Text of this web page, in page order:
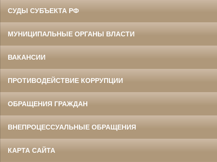
СУДЫ СУБЪЕКТА РФ
МУНИЦИПАЛЬНЫЕ ОРГАНЫ ВЛАСТИ
ВАКАНСИИ
ПРОТИВОДЕЙСТВИЕ КОРРУПЦИИ
ОБРАЩЕНИЯ ГРАЖДАН
ВНЕПРОЦЕССУАЛЬНЫЕ ОБРАЩЕНИЯ
КАРТА САЙТА